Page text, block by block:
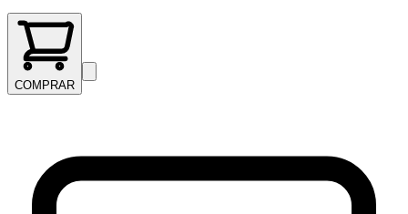
COMPRAR